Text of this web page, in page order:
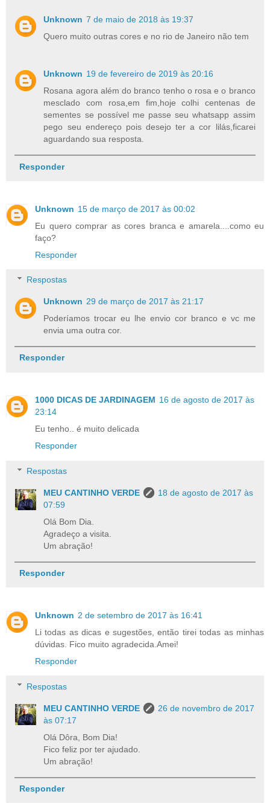
Unknown 7 de maio de 2018 às 19:37
Quero muito outras cores e no rio de Janeiro não tem
Unknown 19 de fevereiro de 2019 às 20:16
Rosana agora além do branco tenho o rosa e o branco
mesclado com rosa,em fim,hoje colhi centenas de
sementes se possível me passe seu whatsapp assim
pego seu endereço pois desejo ter a cor lilás,ficarei
aguardando sua resposta.
Responder
Unknown 15 de março de 2017 às 00:02
Eu quero comprar as cores branca e amarela....como eu
faço?
Responder
Respostas
Unknown 29 de março de 2017 às 21:17
Poderíamos trocar eu lhe envio cor branco e vc me
envia uma outra cor.
Responder
1000 DICAS DE JARDINAGEM 16 de agosto de 2017 às
23:14
Eu tenho.. é muito delicada
Responder
Respostas
MEU CANTINHO VERDE
18 de agosto de 2017 às
07:59
Olá Bom Dia.
Agradeço a visita.
Um abração!
Responder
Unknown 2 de setembro de 2017 às 16:41
Li todas as dicas e sugestões, então tirei todas as minhas
dúvidas. Fico muito agradecida.Amei!
Responder
Respostas
MEU CANTINHO VERDE
26 de novembro de 2017
às 07:17
Olá Dôra, Bom Dia!
Fico feliz por ter ajudado.
Um abração!
Responder